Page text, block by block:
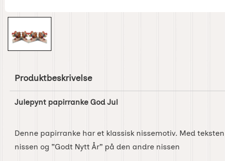
Produktbeskrivelse
Julepynt papirranke God Jul
Denne papirranke har et klassisk nissemotiv. Med
nissen og ”Godt Nytt År” på den andre nissen